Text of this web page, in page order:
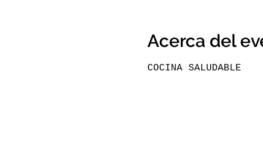
Acerca del
COCINA SALUDABLE